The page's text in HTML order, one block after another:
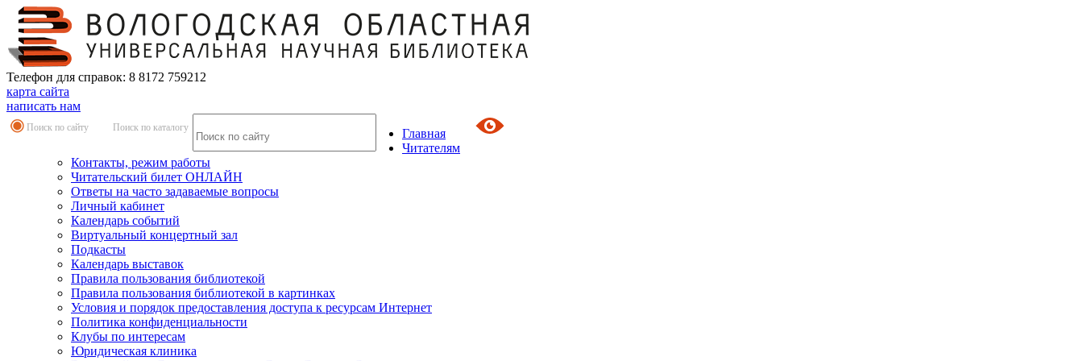
Телефон для справок: 8 8172 759212
карта сайта
написать нам
Поиск по сайту Поиск по каталогу
Главная
Читателям
Контакты, режим работы
Читательский билет ОНЛАЙН
Ответы на часто задаваемые вопросы
Личный кабинет
Календарь событий
Виртуальный концертный зал
Подкасты
Календарь выставок
Правила пользования библиотекой
Правила пользования библиотекой в картинках
Условия и порядок предоставления доступа к ресурсам Интернет
Политика конфиденциальности
Клубы по интересам
Юридическая клиника